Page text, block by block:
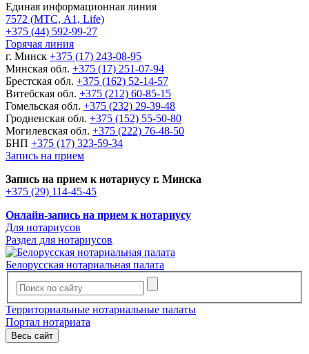
Единая информационная линия
7572 (МТС, A1, Life)
+375 (44) 592-99-27
Горячая линия
г. Минск +375 (17) 243-08-95
Минская обл. +375 (17) 251-07-94
Брестская обл. +375 (162) 52-14-57
Витебская обл. +375 (212) 60-85-15
Гомельская обл. +375 (232) 29-39-48
Гродненская обл. +375 (152) 55-50-80
Могилевская обл. +375 (222) 76-48-50
БНП +375 (17) 323-59-34
Запись на прием
Запись на прием к нотариусу г. Минска
+375 (29) 114-45-45
Онлайн-запись на прием к нотариусу
Для нотариусов
Раздел для нотариусов
Белорусская нотариальная палата
Территориальные нотариальные палаты
Портал нотариата
Весь сайт